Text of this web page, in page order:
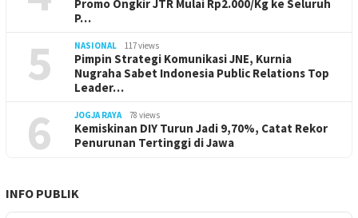
Promo Ongkir JTR Mulai Rp2.000/Kg ke Seluruh
P…
5 NASIONAL 117 views
Pimpin Strategi Komunikasi JNE, Kurnia
Nugraha Sabet Indonesia Public Relations Top
Leader…
6 JOGJA RAYA 78 views
Kemiskinan DIY Turun Jadi 9,70%, Catat Rekor
Penurunan Tertinggi di Jawa
INFO PUBLIK